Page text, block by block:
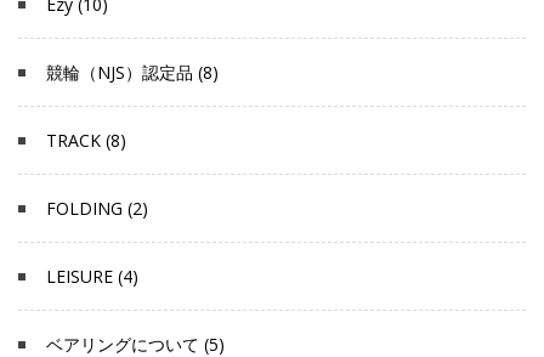
競輪（NJS）認定品 (8)
TRACK (8)
FOLDING (2)
LEISURE (4)
ベアリングについて (5)